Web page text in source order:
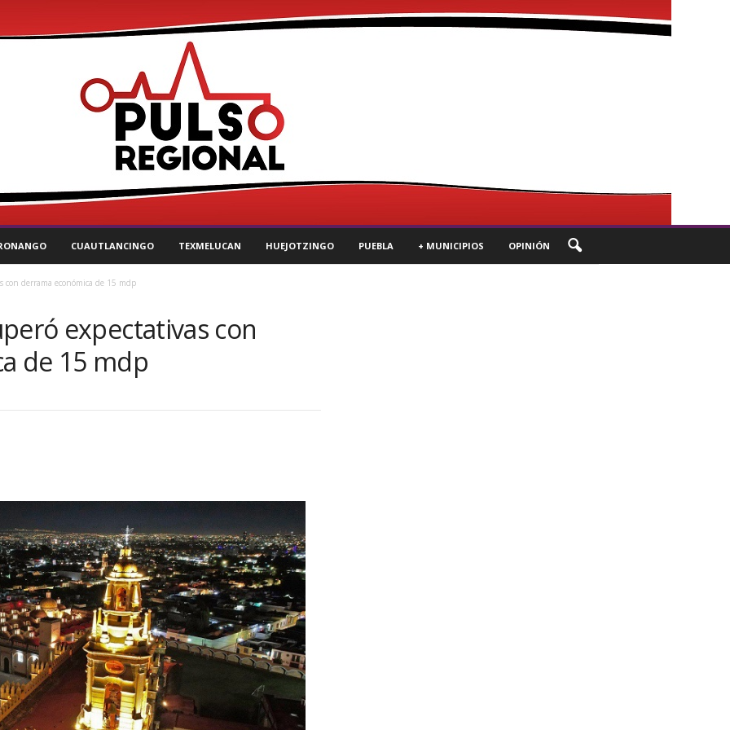
CUAUTLANCINGO TEXMELUCAN HUEJOTZINGO PUEBLA + MUNICIPIOS OPINIÓN
derrama económica de 15 mdp
expectativas con
de 15 mdp